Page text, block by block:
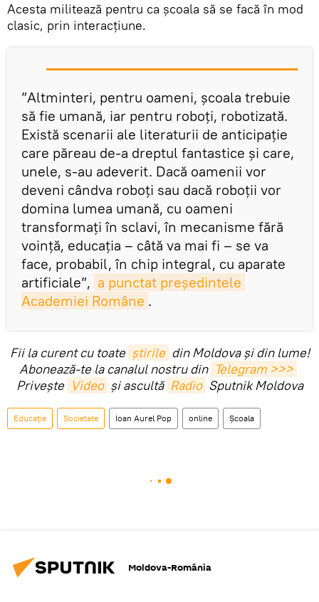
Acesta militează pentru ca școala să se facă în mod
clasic, prin interacțiune.
”Altminteri, pentru oameni, școala trebuie
să fie umană, iar pentru roboți, robotizată.
Există scenarii ale literaturii de anticipație
care păreau de-a dreptul fantastice și care,
unele, s-au adeverit. Dacă oamenii vor
deveni cândva roboți sau dacă roboții vor
domina lumea umană, cu oameni
transformați în sclavi, în mecanisme fără
voință, educația – câtă va mai fi – se va
face, probabil, în chip integral, cu aparate
artificiale”, a punctat președintele
Academiei Române .
Fii la curent cu toate știrile din Moldova și din lume!
Abonează-te la canalul nostru din Telegram >>>
Privește Video și ascultă Radio Sputnik Moldova
Educație Societate Ioan Aurel Pop online Școala
Moldova-România